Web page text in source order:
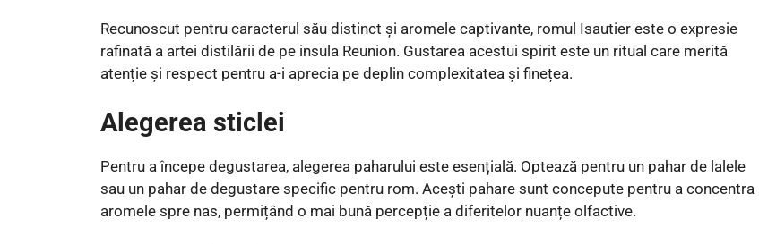
Recunoscut pentru caracterul său distinct și aromele captivante, romul Isautier este o expresie
rafinată a artei distilării de pe insula Reunion. Gustarea acestui spirit este un ritual care merită
atenție și respect pentru a-i aprecia pe deplin complexitatea și finețea.
Alegerea sticlei
Pentru a începe degustarea, alegerea paharului este esențială. Optează pentru un pahar de lalele
sau un pahar de degustare specific pentru rom. Acești pahare sunt concepute pentru a concentra
aromele spre nas, permițând o mai bună percepție a diferitelor nuanțe olfactive.